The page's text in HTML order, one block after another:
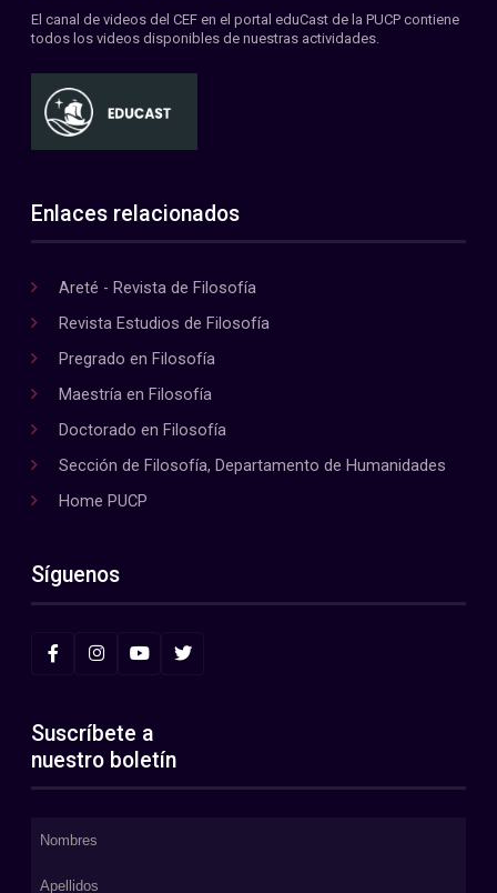
El canal de videos del CEF en el portal eduCast de la PUCP contiene
todos los videos disponibles de nuestras actividades.
Enlaces relacionados
Areté - Revista de Filosofía
Revista Estudios de Filosofía
Pregrado en Filosofía
Maestría en Filosofía
Doctorado en Filosofía
Sección de Filosofía, Departamento de Humanidades
Home PUCP
Síguenos
Suscríbete a
nuestro boletín